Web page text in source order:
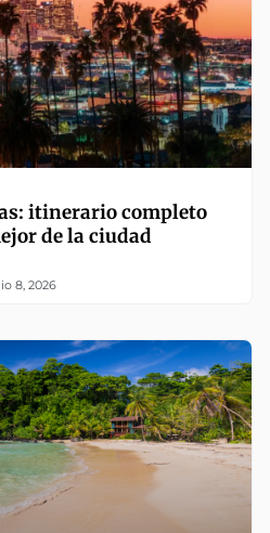
itinerario completo
de la ciudad
8, 2026